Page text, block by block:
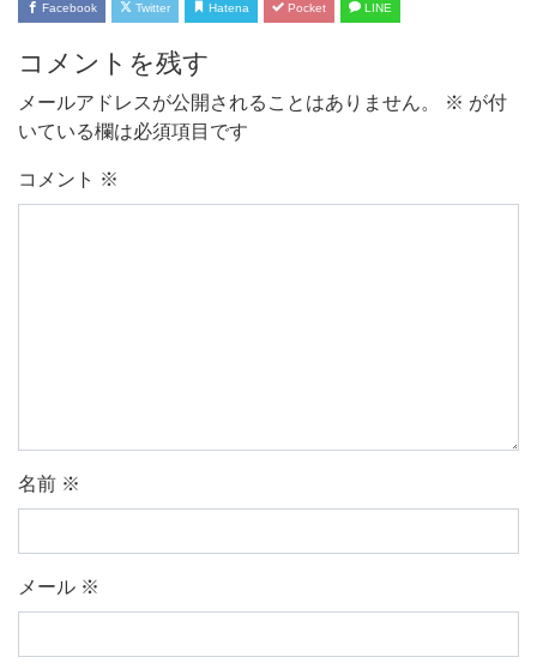
Facebook Twitter Hatena Pocket LINE
コメントを残す
メールアドレスが公開されることはありません。 ※ が付
いている欄は必須項目です
コメント ※
名前 ※
メール ※